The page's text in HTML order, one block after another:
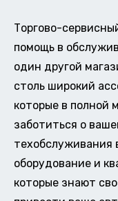
Торгово-
помощь в
один другой
столь широкий
которые в полной
заботиться о
техобслуживания
оборудование и
которые знают